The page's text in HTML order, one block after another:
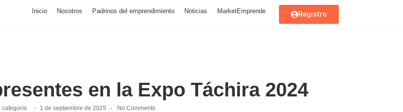
Inicio Nosotros Padrinos del emprendimiento Noticias MarketEmprende Registro
en la Expo Táchira 2024
categoría - 1 de septiembre de 2025 - No Comments